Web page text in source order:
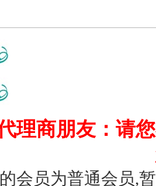
理商朋友：请
会员为普通会员,